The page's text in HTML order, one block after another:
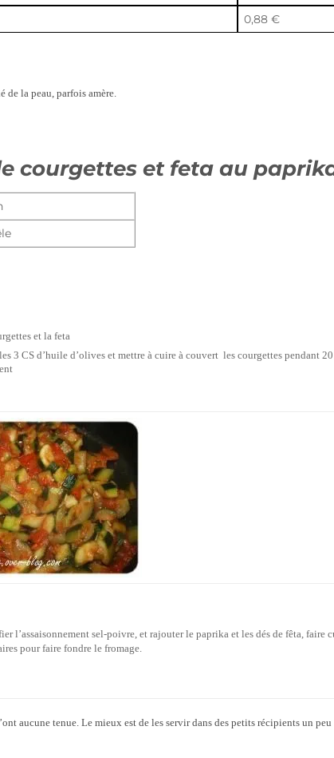
0,88 €
la peau, parfois amère.
courgettes et feta au
et la feta
3 CS d’huile d’olives et mettre à cuire à couvert les courgettes pendant
l’assaisonnement sel-poivre, et rajouter le paprika et les dés de fêta, faire
pour faire fondre le fromage.
aucune tenue. Le mieux est de les servir dans des petits récipients un peu